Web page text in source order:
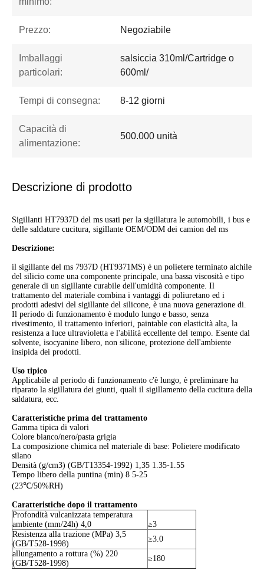
Prezzo: Negoziabile
Imballaggi
particolari:
salsiccia 310ml/Cartridge o
600ml/
Tempi di consegna: 8-12 giorni
Capacità di
alimentazione:
500.000 unità
Descrizione di prodotto
Sigillanti HT7937D del ms usati per la sigillatura le automobili, i bus e
delle saldature cucitura, sigillante OEM/ODM dei camion del ms
Descrizione:
il sigillante del ms 7937D (HT9371MS) è un polietere terminato alchile
del silicio come una componente principale, una bassa viscosità e tipo
generale di un sigillante curabile dell'umidità componente. Il
trattamento del materiale combina i vantaggi di poliuretano ed i
prodotti adesivi del sigillante del silicone, è una nuova generazione di.
Il periodo di funzionamento è modulo lungo e basso, senza
rivestimento, il trattamento inferiori, paintable con elasticità alta, la
resistenza a luce ultravioletta e l'abilità eccellente del tempo. Esente dal
solvente, isocyanine libero, non silicone, protezione dell'ambiente
insipida dei prodotti.
Uso tipico
Applicabile al periodo di funzionamento c'è lungo, è preliminare ha
riparato la sigillatura dei giunti, quali il sigillamento della cucitura della
saldatura, ecc.
Caratteristiche prima del trattamento
Gamma tipica di valori
Colore bianco/nero/pasta grigia
La composizione chimica nel materiale di base: Polietere modificato
silano
Densità (g/cm3) (GB/T13354-1992) 1,35 1.35-1.55
Tempo libero della puntina (min) 8 5-25
(23℃/50%RH)
Caratteristiche dopo il trattamento
Profondità vulcanizzata temperatura
ambiente (mm/24h) 4,0
≥3
Resistenza alla trazione (MPa) 3,5
(GB/T528-1998)
≥3.0
allungamento a rottura (%) 220
(GB/T528-1998)
≥180